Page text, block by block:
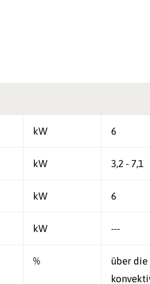
kW 6
kW 3,2 - 7,1
kW 6
kW ---
%
über die